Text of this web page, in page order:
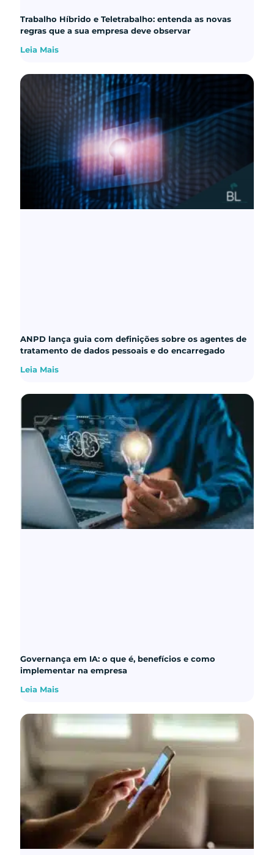
Trabalho Híbrido e Teletrabalho: entenda as novas
regras que a sua empresa deve observar
Leia Mais
ANPD lança guia com definições sobre os agentes de
tratamento de dados pessoais e do encarregado
Leia Mais
Governança em IA: o que é, benefícios e como
implementar na empresa
Leia Mais